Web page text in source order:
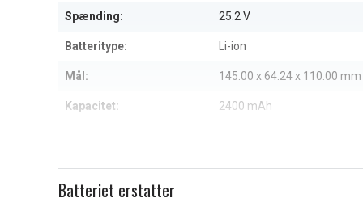
Spænding: 25.2 V
Batteritype: Li-ion
Mål: 145.00 x 64.24 x 110.00 mm
Kapacitet: 2400 mAh
Batteriet erstatter